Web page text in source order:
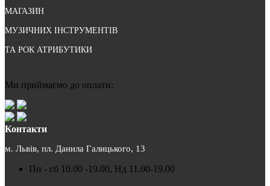
МАГАЗИН
МУЗИЧНИХ ІНСТРУМЕНТІВ
ТА РОК АТРИБУТИКИ
Ми приймаємо до оплати:
Контакти
м. Львів, пл. Данила Галицького, 13
Пн - сб 10.00 -19.00, Нд 11.00-19.00